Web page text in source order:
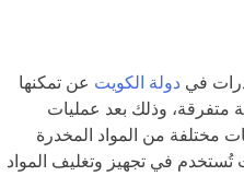
في دولة الكويت عن تمكنها
في 8 قضايا أمنية متفرقة، وذلك بعد عمليات
مختلفة من المواد المخدرة
تُستخدم في تجهيز وتغليف المواد